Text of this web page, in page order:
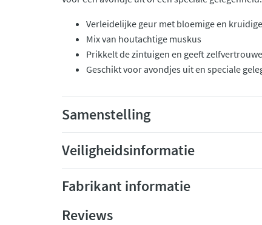
Verleidelijke geur met bloemige en
Mix van houtachtige muskus
Prikkelt de zintuigen en geeft
Geschikt voor avondjes uit en speciale
Samenstelling
Veiligheidsinformatie
Fabrikant informatie
Reviews